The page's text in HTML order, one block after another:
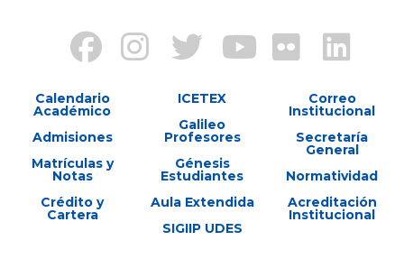
Calendario
Académico
Admisiones
Matrículas y
Notas
Crédito y
Cartera
ICETEX
Galileo
Profesores
Génesis
Estudiantes
Aula Extendida
SIGIIP UDES
Correo
Institucional
Secretaría
General
Normatividad
Acreditación
Institucional